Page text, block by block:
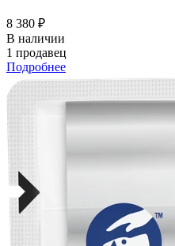
8 380 ₽
В наличии
1 продавец
Подробнее